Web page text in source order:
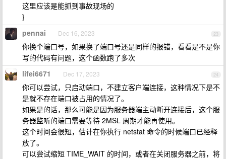
这里应该是能抓到事故现场的
}
23
pennai Dec 16, 2023
你换个端口号，如果换了端口号还是同样的报错，看看是不是你
写的代码有问题，这个函数跑了多次
24
lifei6671 Dec 17, 2023
你可以尝试，只启动端口，不建立客户端连接，这种情况下是不
是就不存在端口被占用的情况了。
如果是的话，那么可能是因为服务器端主动断开连接后，这个服
务器监听的端口需要等待 2MSL 周期才能再使用。
这个时间会很短，估计在你执行 netstat 命令的时候端口已经释
放了。
可以尝试缩短 TIME_WAIT 的时间，或者在关闭服务器之前，将